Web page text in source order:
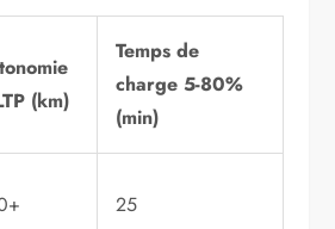
(km)
Temps de
charge 5-80%
(min)
25